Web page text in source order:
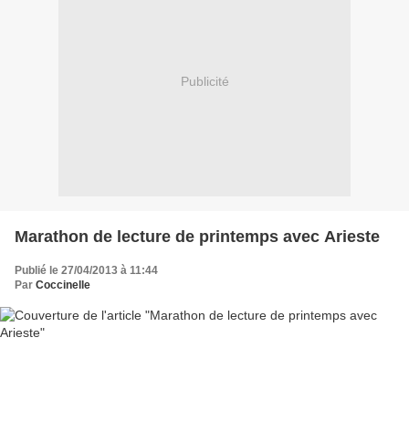
Publicité
Marathon de lecture de printemps avec Arieste
Publié le 27/04/2013 à 11:44
Par Coccinelle